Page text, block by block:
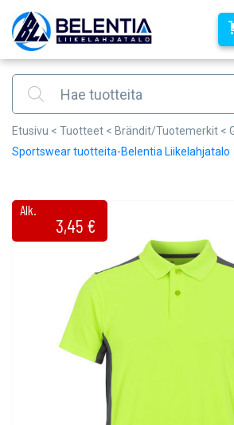
Products search
Etusivu < Tuotteet < Brändit/Tuotemerkit <
Sportswear tuotteita-Belentia Liikelahjatalo
Alk.
3,45 €